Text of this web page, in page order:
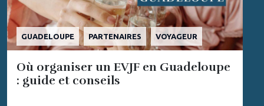
GUADELOUPE PARTENAIRES VOYAGEUR
Où organiser un EVJF en Guadeloupe
: guide et conseils